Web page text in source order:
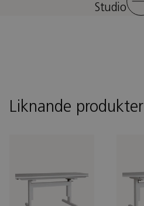
Studio
Liknande produkter